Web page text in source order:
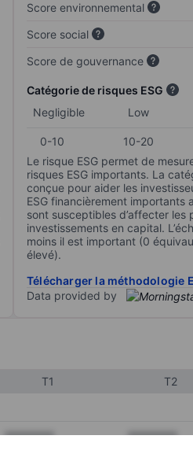
Score environnemental
Score social
Score de gouvernance
Catégorie de risques ESG
Negligible
Low
0-10 10-20
Le risque ESG permet de
risques ESG importants. La
conçue pour aider les
ESG financièrement importants
sont susceptibles d’affecter
investissements en capital.
moins il est important (0
élevé).
Télécharger la méthodologie
Data provided by
T1 T2
XXXXXXX XXXXXXX